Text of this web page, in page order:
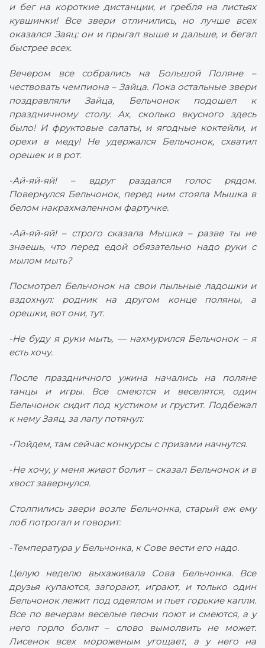
и бег на короткие дистанции, и гребля на листьях
кувшинки! Все звери отличились, но лучше всех
оказался Заяц: он и прыгал выше и дальше, и бегал
быстрее всех.
Вечером все собрались на Большой Поляне –
чествовать чемпиона – Зайца. Пока остальные звери
поздравляли Зайца, Бельчонок подошел к
праздничному столу. Ах, сколько вкусного здесь
было! И фруктовые салаты, и ягодные коктейли, и
орехи в меду! Не удержался Бельчонок, схватил
орешек и в рот.
-Ай-яй-яй! – вдруг раздался голос рядом.
Повернулся Бельчонок, перед ним стояла Мышка в
белом накрахмаленном фартучке.
-Ай-яй-яй! – строго сказала Мышка – разве ты не
знаешь, что перед едой обязательно надо руки с
мылом мыть?
Посмотрел Бельчонок на свои пыльные ладошки и
вздохнул: родник на другом конце поляны, а
орешки, вот они, тут.
-Не буду я руки мыть, — нахмурился Бельчонок – я
есть хочу.
После праздничного ужина начались на поляне
танцы и игры. Все смеются и веселятся, один
Бельчонок сидит под кустиком и грустит. Подбежал
к нему Заяц, за лапу потянул:
-Пойдем, там сейчас конкурсы с призами начнутся.
-Не хочу, у меня живот болит – сказал Бельчонок и в
хвост завернулся.
Столпились звери возле Бельчонка, старый еж ему
лоб потрогал и говорит:
-Температура у Бельчонка, к Сове вести его надо.
Целую неделю выхаживала Сова Бельчонка. Все
друзья купаются, загорают, играют, и только один
Бельчонок лежит под одеялом и пьет горькие капли.
Все по вечерам веселые песни поют и смеются, а у
него горло болит – слово вымолвить не может.
Лисенок всех мороженым угощает, а у него на